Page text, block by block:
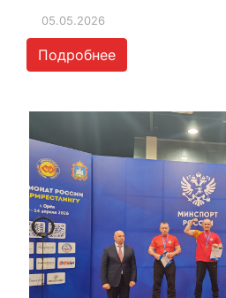
05.05.2026
Подробнее